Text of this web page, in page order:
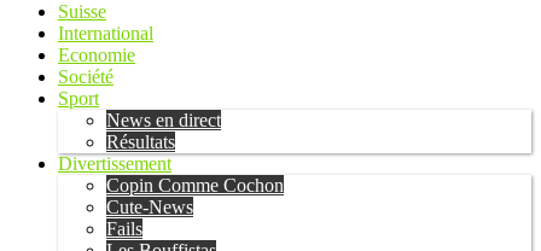
Suisse
International
Economie
Société
Sport
News en direct
Résultats
Divertissement
Copin Comme Cochon
Cute-News
Fails